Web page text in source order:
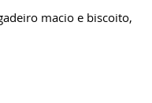
macio e biscoito,